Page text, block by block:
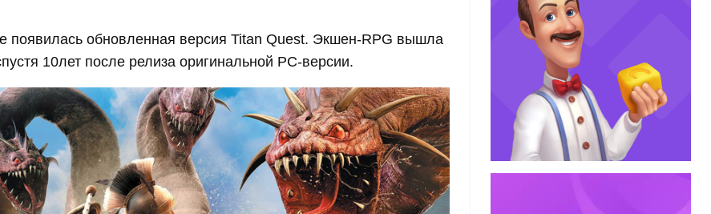
появилась обновленная версия Titan Quest. Экшен-RPG вышла
10лет после релиза оригинальной PС-версии.